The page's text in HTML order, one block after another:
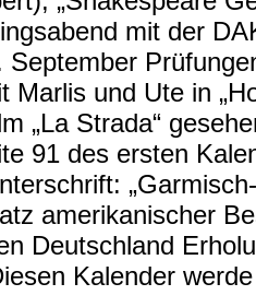
mit der
September
Marlis und Ute in
„La Strada“
91 des ersten
amerikanischer
Deutschland
Kalender